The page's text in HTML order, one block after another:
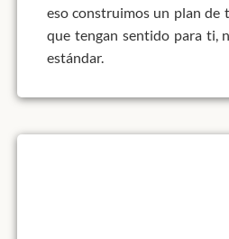
eso construimos un plan de
que tengan sentido para ti,
estándar.